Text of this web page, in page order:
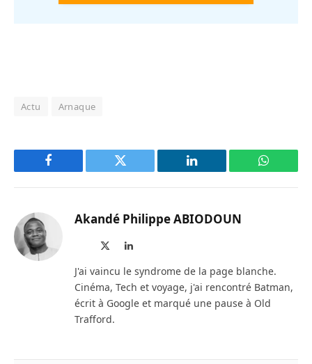
Actu Arnaque
Facebook Twitter LinkedIn
Akandé Philippe ABIODOUN
LinkedIn
J'ai vaincu le syndrome de la page blanche.
Cinéma, Tech et voyage, j'ai rencontré Batman,
écrit à Google et marqué une pause à Old
Trafford.